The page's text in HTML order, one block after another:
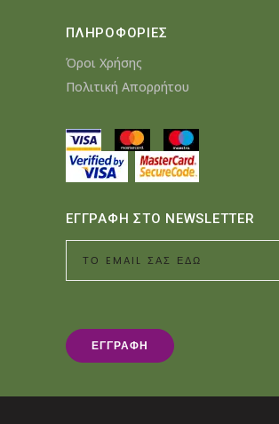
ΠΛΗΡΟΦΟΡΙΕΣ
Όροι Χρήσης
Πολιτική Απορρήτου
ΕΓΓΡΑΦΗ ΣΤΟ NEWSLETTER